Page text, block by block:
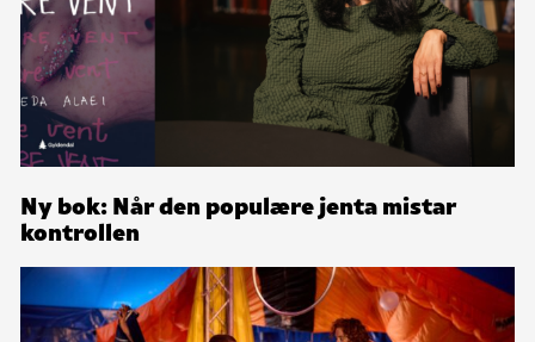
Ny bok: Når den populære jenta mistar
kontrollen